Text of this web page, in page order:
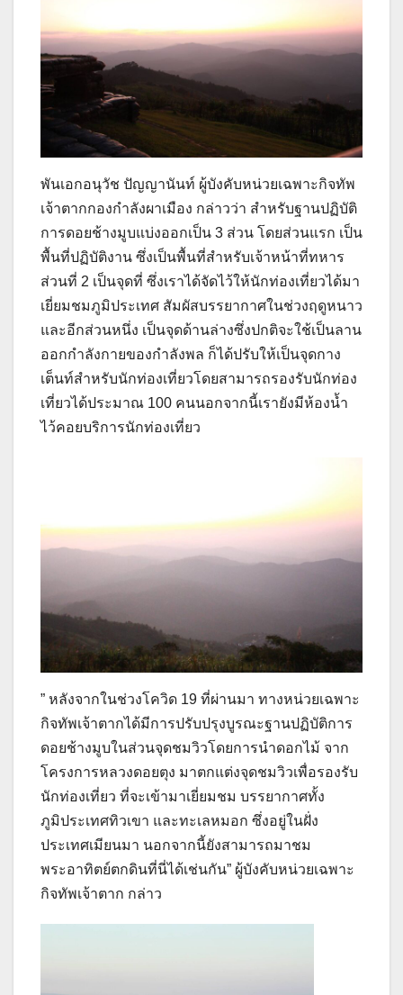
พันเอกอนุวัช ปัญญานันท์ ผู้บังคับหน่วยเฉพาะกิจทัพ
เจ้าตากกองกำลังผาเมือง กล่าวว่า สำหรับฐานปฏิบัติ
การดอยช้างมูบแบ่งออกเป็น 3 ส่วน โดยส่วนแรก เป็น
พื้นที่ปฏิบัติงาน ซึ่งเป็นพื้นที่สำหรับเจ้าหน้าที่ทหาร
ส่วนที่ 2 เป็นจุดที่ ซึ่งเราได้จัดไว้ให้นักท่องเที่ยวได้มา
เยี่ยมชมภูมิประเทศ สัมผัสบรรยากาศในช่วงฤดูหนาว
และอีกส่วนหนึ่ง เป็นจุดด้านล่างซึ่งปกติจะใช้เป็นลาน
ออกกำลังกายของกำลังพล ก็ได้ปรับให้เป็นจุดกาง
เต็นท์สำหรับนักท่องเที่ยวโดยสามารถรองรับนักท่อง
เที่ยวได้ประมาณ 100 คนนอกจากนี้เรายังมีห้องน้ำ
ไว้คอยบริการนักท่องเที่ยว
” หลังจากในช่วงโควิด 19 ที่ผ่านมา ทางหน่วยเฉพาะ
กิจทัพเจ้าตากได้มีการปรับปรุงบูรณะฐานปฏิบัติการ
ดอยช้างมูบในส่วนจุดชมวิวโดยการนำดอกไม้ จาก
โครงการหลวงดอยตุง มาตกแต่งจุดชมวิวเพื่อรองรับ
นักท่องเที่ยว ที่จะเข้ามาเยี่ยมชม บรรยากาศทั้ง
ภูมิประเทศทิวเขา และทะเลหมอก ซึ่งอยู่ในฝั่ง
ประเทศเมียนมา นอกจากนี้ยังสามารถมาชม
พระอาทิตย์ตกดินที่นี่ได้เช่นกัน” ผู้บังคับหน่วยเฉพาะ
กิจทัพเจ้าตาก กล่าว